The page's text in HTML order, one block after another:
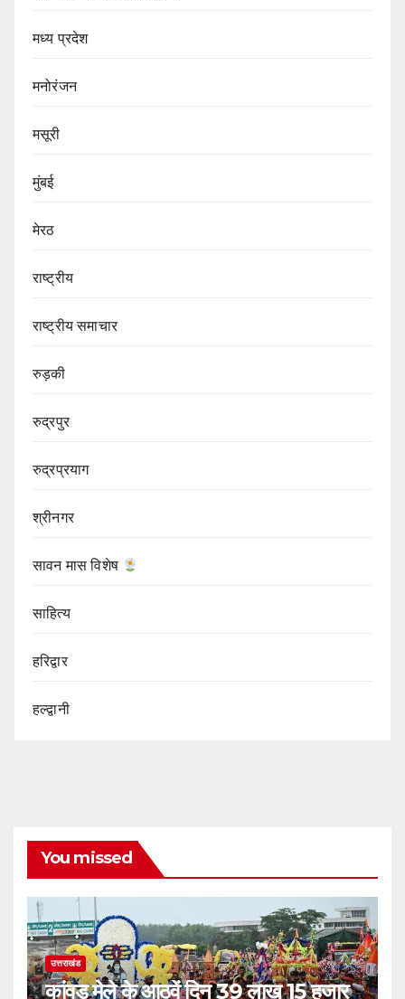
मध्य प्रदेश
मनोरंजन
मसूरी
मुंबई
मेरठ
राष्ट्रीय
राष्ट्रीय समाचार
रुड़की
रुद्रपुर
रुद्रप्रयाग
श्रीनगर
सावन मास विशेष
साहित्य
हरिद्वार
हल्द्वानी
You missed
उत्तराखंड
कांवड़ मेले के आठवें दिन 39 लाख 15 हजार